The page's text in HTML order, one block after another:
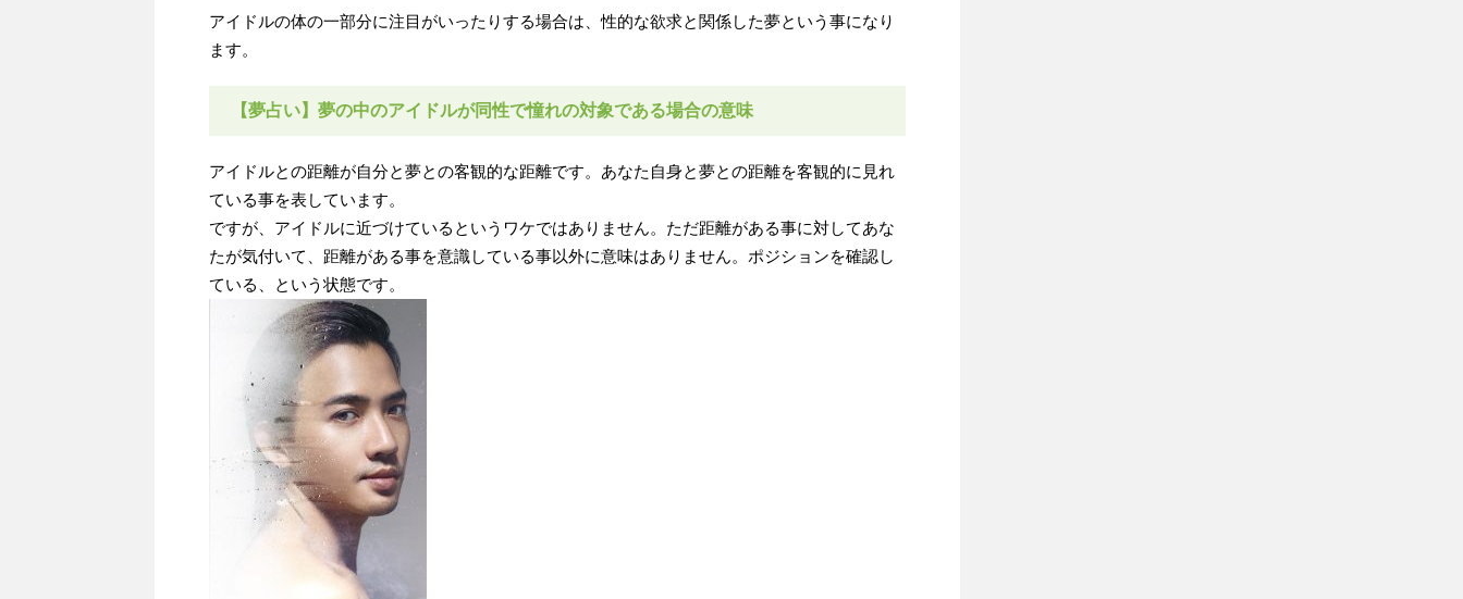
アイドルの体の一部分に注目がいったりする場合は、性的な欲求と関係した夢という事になり
ます。
【夢占い】夢の中のアイドルが同性で憧れの対象である場合の意味
アイドルとの距離が自分と夢との客観的な距離です。あなた自身と夢との距離を客観的に見れ
ている事を表しています。
ですが、アイドルに近づけているというワケではありません。ただ距離がある事に対してあな
たが気付いて、距離がある事を意識している事以外に意味はありません。ポジションを確認し
ている、という状態です。